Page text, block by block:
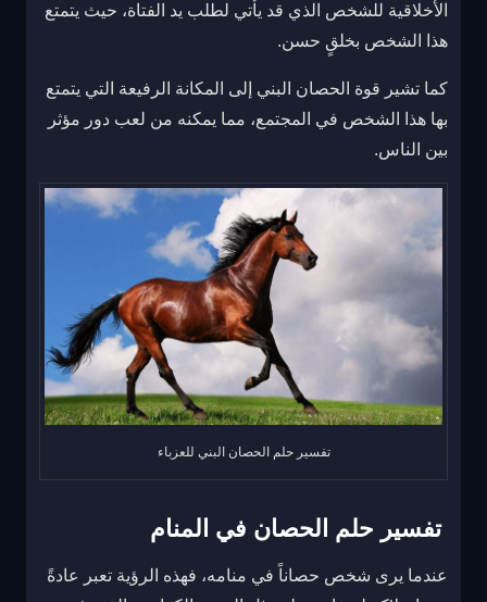
الأخلاقية للشخص الذي قد يأتي لطلب يد الفتاة، حيث يتمتع
هذا الشخص بخلقٍ حسن.
كما تشير قوة الحصان البني إلى المكانة الرفيعة التي يتمتع
بها هذا الشخص في المجتمع، مما يمكنه من لعب دور مؤثر
بين الناس.
تفسير حلم الحصان البني للعزباء
تفسير حلم الحصان في المنام
عندما يرى شخص حصاناً في منامه، فهذه الرؤية تعبر عادةً